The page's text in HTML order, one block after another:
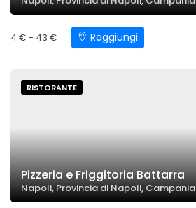
4 € - 43 € Raggiungi
RISTORANTE
Pizzeria e Friggitoria Battarra
Napoli, Provincia di Napoli, Campania